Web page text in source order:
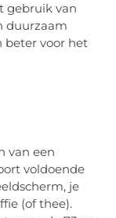
gebruik van
duurzaam
beter voor het
van een
voldoende
je
(of thee).